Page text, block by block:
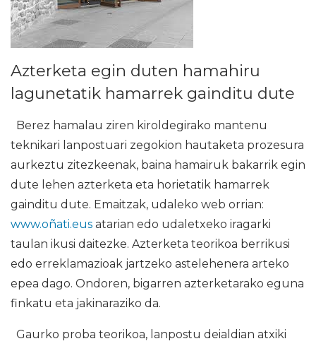
Azterketa egin duten hamahiru
lagunetatik hamarrek gainditu dute
Berez hamalau ziren kiroldegirako mantenu
teknikari lanpostuari zegokion hautaketa prozesura
aurkeztu zitezkeenak, baina hamairuk bakarrik egin
dute lehen azterketa eta horietatik hamarrek
gainditu dute. Emaitzak, udaleko web orrian:
www.oñati.eus atarian edo udaletxeko iragarki
taulan ikusi daitezke. Azterketa teorikoa berrikusi
edo erreklamazioak jartzeko astelehenera arteko
epea dago. Ondoren, bigarren azterketarako eguna
finkatu eta jakinaraziko da.
Gaurko proba teorikoa, lanpostu deialdian atxiki